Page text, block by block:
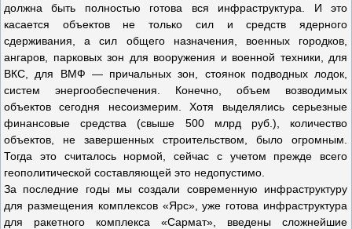
должна быть полностью готова вся инфраструктура. И это
касается объектов не только сил и средств ядерного
сдерживания, а сил общего назначения, военных городков,
ангаров, парковых зон для вооружения и военной техники, для
ВКС, для ВМФ — причальных зон, стоянок подводных лодок,
систем энергообеспечения. Конечно, объем возводимых
объектов сегодня несоизмерим. Хотя выделялись серьезные
финансовые средства (свыше 500 млрд руб.), количество
объектов, не завершенных строительством, было огромным.
Тогда это считалось нормой, сейчас с учетом прежде всего
геополитической составляющей это недопустимо.
За последние годы мы создали современную инфраструктуру
для размещения комплексов «Ярс», уже готова инфраструктура
для ракетного комплекса «Сармат», введены сложнейшие